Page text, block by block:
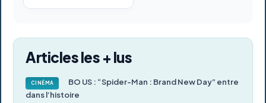
Articles les + lus
CINÉMA
BO US : “Spider-Man : Brand New Day” entre
dans l’histoire